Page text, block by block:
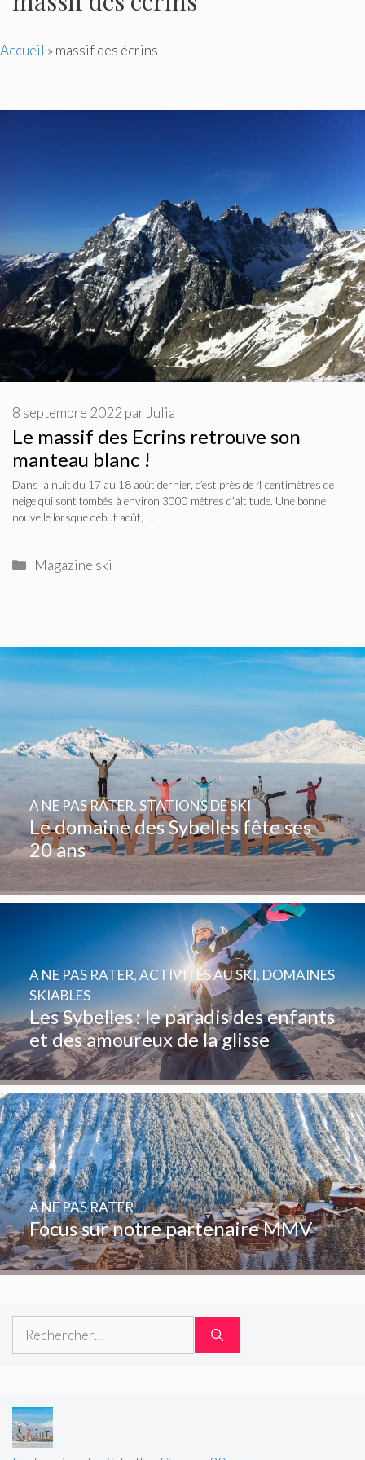
Accueil » massif des écrins
Le massif des Ecrins retrouve son
manteau blanc !
8 septembre 2022 par Julia
Dans la nuit du 17 au 18 août dernier, c’est près de 4 centimètres de
neige qui sont tombés à environ 3000 mètres d’altitude. Une bonne
nouvelle lorsque début août, …
Catégories
Magazine ski
Le domaine des Sybelles fête ses
20 ans
A NE PAS RATER,STATIONS DE SKI
Les Sybelles : le paradis des enfants
et des amoureux de la glisse
A NE PAS RATER,ACTIVITÉS AU SKI, DOMAINES
SKIABLES
Focus sur notre partenaire MMV
A NE PAS RATER